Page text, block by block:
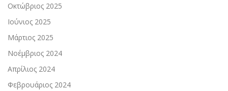
Οκτώβριος 2025
Ιούνιος 2025
Μάρτιος 2025
Νοέμβριος 2024
Απρίλιος 2024
Φεβρουάριος 2024